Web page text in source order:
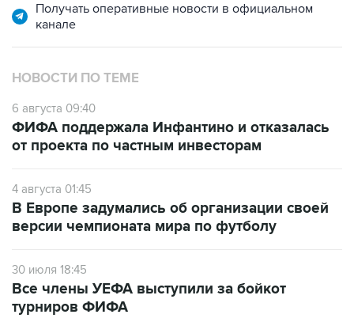
Получать оперативные новости в официальном
канале
НОВОСТИ ПО ТЕМЕ
6 августа 09:40
ФИФА поддержала Инфантино и отказалась
от проекта по частным инвесторам
4 августа 01:45
В Европе задумались об организации своей
версии чемпионата мира по футболу
30 июля 18:45
Все члены УЕФА выступили за бойкот
турниров ФИФА